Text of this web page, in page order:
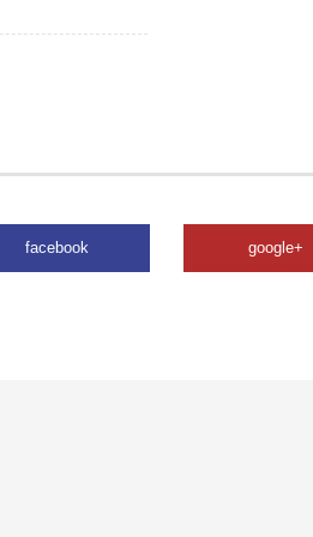
facebook google+